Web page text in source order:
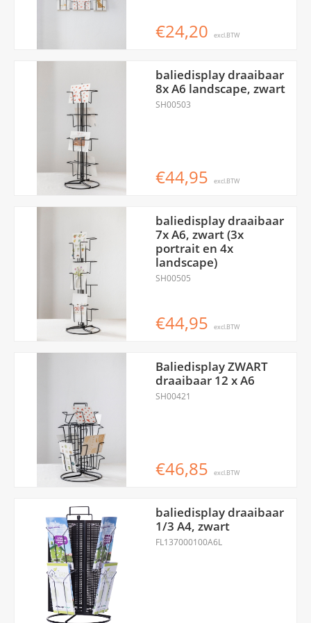
€24,20 excl.BTW
baliedisplay draaibaar
8x A6 landscape, zwart
SH00503
€44,95 excl.BTW
baliedisplay draaibaar
7x A6, zwart (3x
portrait en 4x
landscape)
SH00505
€44,95 excl.BTW
Baliedisplay ZWART
draaibaar 12 x A6
SH00421
€46,85 excl.BTW
baliedisplay draaibaar
1/3 A4, zwart
FL137000100A6L